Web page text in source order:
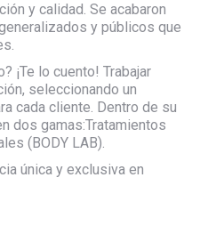
y calidad. Se acabaron
y públicos que
¡Te lo cuento! Trabajar
seleccionando un
cada cliente. Dentro de su
dos gamas:Tratamientos
(BODY LAB).
única y exclusiva en